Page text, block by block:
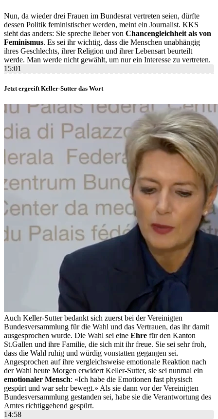
Nun, da wieder drei Frauen im Bundesrat vertreten seien, dürfte
dessen Politik feministischer werden, meint ein Journalist. KKS
sieht das anders: Sie spreche lieber von Chancengleichheit als von
Feminismus. Es sei ihr wichtig, dass die Menschen unabhängig
ihres Geschlechts, ihrer Religion und ihrer Lebensart beurteilt
werde. Man werde nicht gewählt, um nur ein Interesse zu vertreten.
15:01
Jetzt ergreift Keller-Sutter das Wort
Auch Keller-Sutter bedankt sich zuerst bei der Vereinigten
Bundesversammlung für die Wahl und das Vertrauen, das ihr damit
ausgesprochen wurde. Die Wahl sei eine Ehre für den Kanton
St.Gallen und ihre Familie, die sich mit ihr freue. Sie sei sehr froh,
dass die Wahl ruhig und würdig vonstatten gegangen sei.
Angesprochen auf ihre vergleichsweise emotionale Reaktion nach
der Wahl heute Morgen erwidert Keller-Sutter, sie sei nunmal ein
emotionaler Mensch: «Ich habe die Emotionen fast physisch
gespürt und war sehr bewegt.» Als sie dann vor der Vereinigten
Bundesversammlung gestanden sei, habe sie die Verantwortung des
Amtes richtiggehend gespürt.
14:58